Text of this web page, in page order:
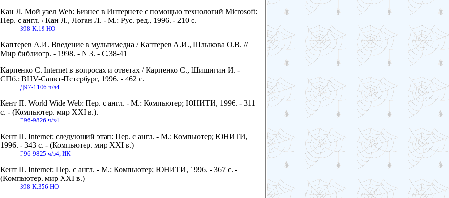
Кан Л. Мой узел Web: Бизнес в Интернете с помощью технологий Microsoft:
Пер. с англ. / Кан Л., Логан Л. - М.: Рус. ред., 1996. - 210 с.
З98-К.19 НО
Каптерев А.И. Введение в мультимедиа / Каптерев А.И., Шлыкова О.В. //
Мир библиогр. - 1998. - N 3. - С.38-41.
Карпенко С. Internet в вопросах и ответах / Карпенко С., Шишигин И. -
СПб.: BHV-Санкт-Петербург, 1996. - 462 с.
Д97-1106 ч/з4
Кент П. World Wide Web: Пер. с англ. - М.: Компьютер; ЮНИТИ, 1996. - 311
с. - (Компьютер. мир XXI в.).
Г96-9826 ч/з4
Кент П. Internet: следующий этап: Пер. с англ. - М.: Компьютер; ЮНИТИ,
1996. - 343 с. - (Компьютер. мир XXI в.)
Г96-9825 ч/з4, ИК
Кент П. Internet: Пер. с англ. - М.: Компьютер; ЮНИТИ, 1996. - 367 с. -
(Компьютер. мир ХХI в.)
З98-К.356 НО